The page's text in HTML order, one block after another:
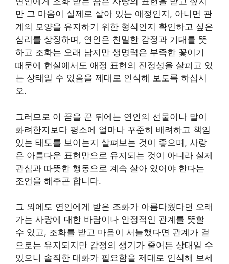
만 그 마음이 실제로 살아 있는 애정인지, 아니면 관
계의 모양을 유지하기 위한 형식인지 확인하고 싶은
심리를 상징하며, 연인은 친밀한 감정과 기대를 뜻
하고 조화는 오래 남지만 생명력은 부족한 꽃이기
때문에 현실에서도 애정 표현의 진정성을 살피고 있
는 상태일 수 있음을 제대로 인식해 보도록 하십시
오.
그러므로 이 꿈을 꾼 뒤에는 연인의 선물이나 말이
화려한지보다 평소에 얼마나 꾸준히 배려하고 책임
있는 태도를 보이는지 살펴보는 것이 좋으며, 사랑
은 아름다운 표현만으로 유지되는 것이 아니라 실제
관심과 따뜻한 행동으로 계속 살아 있어야 한다는
조언을 해주곤 합니다.
그 외에도 연인에게 받은 조화가 아름다웠다면 오래
가는 사랑에 대한 바람이나 안정적인 관계를 뜻할
수 있고, 조화를 받고 마음이 서늘했다면 관계가 겉
으로는 유지되지만 감정의 생기가 줄어든 상태일 수
있으니 솔직한 대화가 필요함을 제대로 인식해 보세